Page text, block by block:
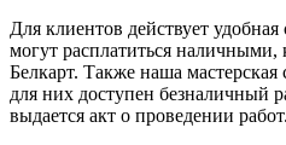
Для клиентов действует
могут расплатиться наличными,
Белкарт. Также наша
для них доступен безналичный
выдается акт о проведении работ.